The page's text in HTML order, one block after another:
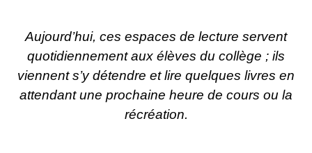
Aujourd’hui, ces espaces de lecture servent
quotidiennement aux élèves du collège ; ils
viennent s’y détendre et lire quelques livres en
attendant une prochaine heure de cours ou la
récréation.